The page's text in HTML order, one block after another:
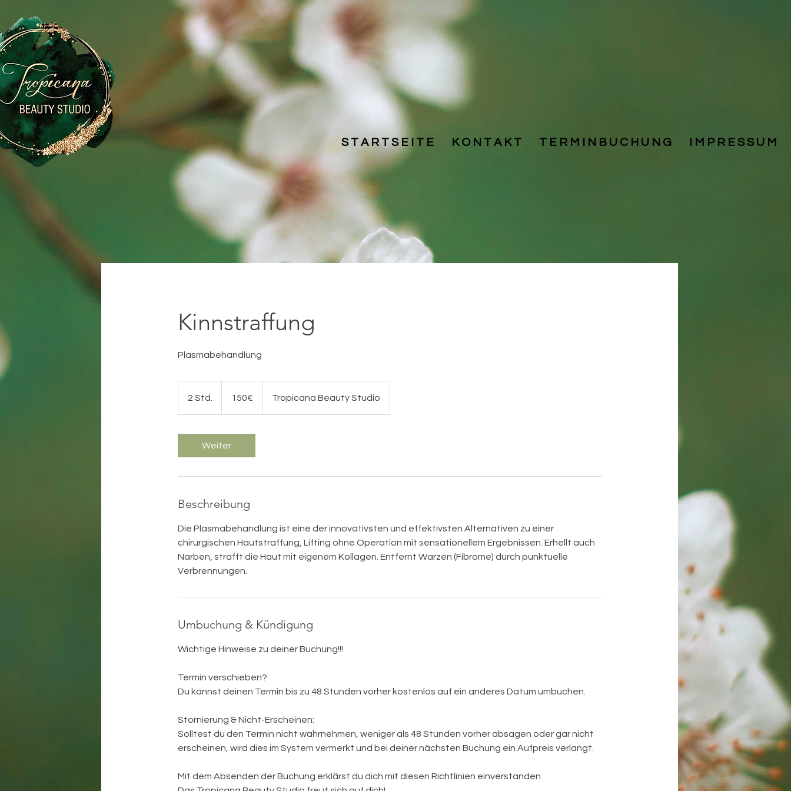
S T A R T S E I T E K O N T A K T T E R M I N B U C H U N G I M P R E S S U M
Kinnstraffung
Plasmabehandlung
2 Std.
d
150€ Tropicana Beauty Studio
Weiter
Beschreibung
Die Plasmabehandlung ist eine der innovativsten und effektivsten Alternativen zu einer
chirurgischen Hautstraffung, Lifting ohne Operation mit sensationellem Ergebnissen. Erhellt auch
Narben, strafft die Haut mit eigenem Kollagen. Entfernt Warzen (Fibrome) durch punktuelle
Verbrennungen.
Umbuchung & Kündigung
Wichtige Hinweise zu deiner Buchung!!!
Termin verschieben?
Du kannst deinen Termin bis zu 48 Stunden vorher kostenlos auf ein anderes Datum umbuchen.
Stornierung & Nicht-Erscheinen:
Solltest du den Termin nicht wahrnehmen, weniger als 48 Stunden vorher absagen oder gar nicht
erscheinen, wird dies im System vermerkt und bei deiner nächsten Buchung ein Aufpreis verlangt.
Mit dem Absenden der Buchung erklärst du dich mit diesen Richtlinien einverstanden.